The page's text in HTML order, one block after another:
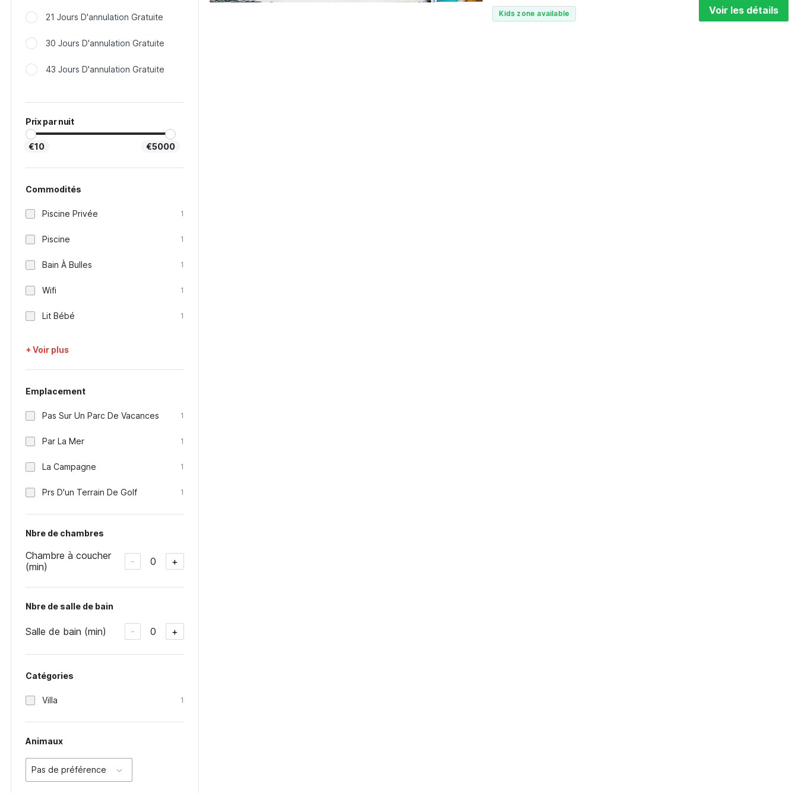
21 Jours D'annulation Gratuite
30 Jours D'annulation Gratuite
43 Jours D'annulation Gratuite
Prix par nuit
€10 €5000
Commodités
Piscine Privée 1
Piscine 1
Bain À Bulles 1
Wifi 1
Lit Bébé 1
+ Voir plus
Emplacement
Pas Sur Un Parc De Vacances 1
Par La Mer 1
La Campagne 1
Prs D'un Terrain De Golf 1
Nbre de chambres
Chambre à coucher
(min)
- 0 +
Nbre de salle de bain
Salle de bain (min) - 0 +
Catégories
Villa 1
Animaux
Pas de préférence
Kids zone available Voir les détails